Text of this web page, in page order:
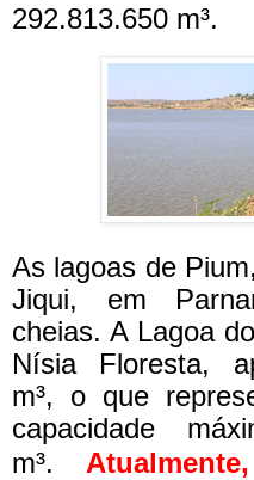
292.813.650 m³.
As lagoas de
Jiqui, em
cheias. A Lagoa
Nísia Floresta,
m³, o que
capacidade
m³.